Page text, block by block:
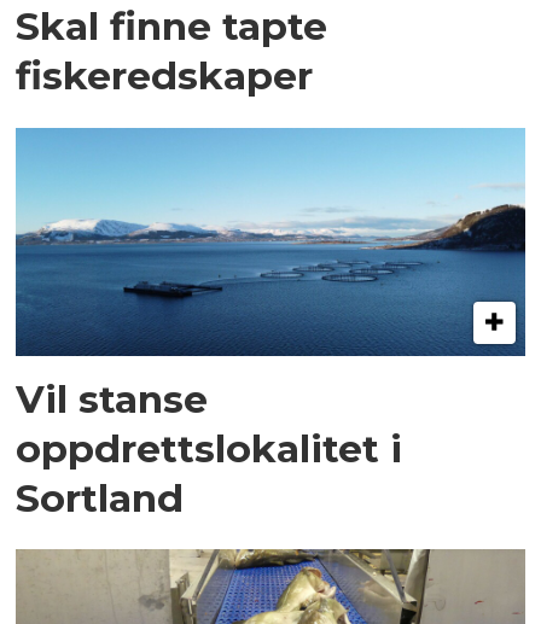
Skal finne tapte
fiskeredskaper
Vil stanse
oppdrettslokalitet i
Sortland